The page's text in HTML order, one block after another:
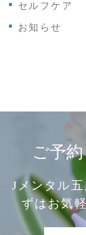
セルフケア
お知らせ
ご予
Jメンタル
ずはお気